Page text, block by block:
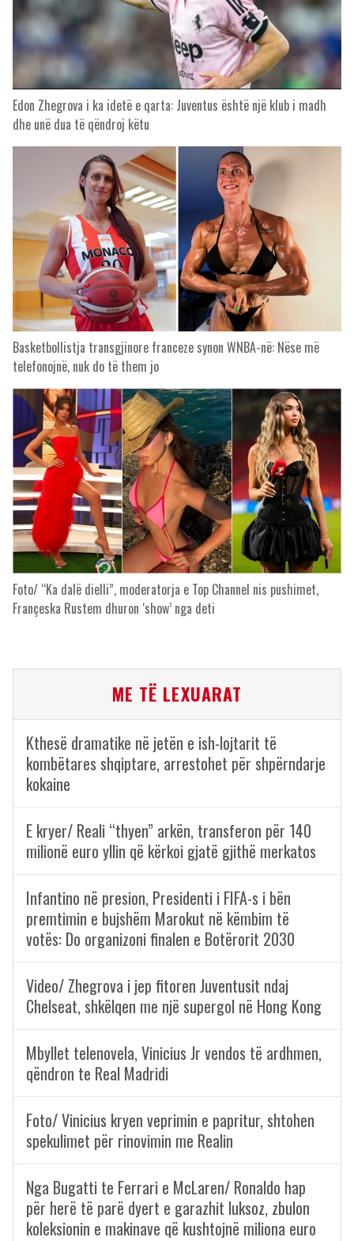
Edon Zhegrova i ka idetë e qarta: Juventus është një klub i madh
dhe unë dua të qëndroj këtu
Basketbollistja transgjinore franceze synon WNBA-në: Nëse më
telefonojnë, nuk do të them jo
Foto/ “Ka dalë dielli”, moderatorja e Top Channel nis pushimet,
Françeska Rustem dhuron ‘show’ nga deti
ME TË LEXUARAT
Kthesë dramatike në jetën e ish-lojtarit të
kombëtares shqiptare, arrestohet për shpërndarje
kokaine
E kryer/ Reali “thyen” arkën, transferon për 140
milionë euro yllin që kërkoi gjatë gjithë merkatos
Infantino në presion, Presidenti i FIFA-s i bën
premtimin e bujshëm Marokut në këmbim të
votës: Do organizoni finalen e Botërorit 2030
Video/ Zhegrova i jep fitoren Juventusit ndaj
Chelseat, shkëlqen me një supergol në Hong Kong
Mbyllet telenovela, Vinicius Jr vendos të ardhmen,
qëndron te Real Madridi
Foto/ Vinicius kryen veprimin e papritur, shtohen
spekulimet për rinovimin me Realin
Nga Bugatti te Ferrari e McLaren/ Ronaldo hap
për herë të parë dyert e garazhit luksoz, zbulon
koleksionin e makinave që kushtojnë miliona euro